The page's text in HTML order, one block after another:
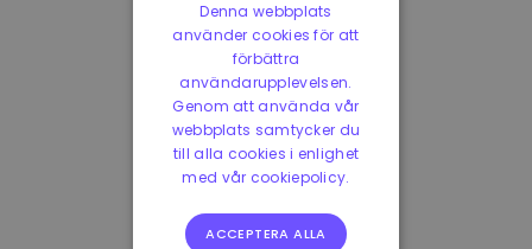
Denna webbplats
använder cookies för att
förbättra
användarupplevelsen.
Genom att använda vår
webbplats samtycker du
till alla cookies i enlighet
med vår cookiepolicy.
ACCEPTERA ALLA